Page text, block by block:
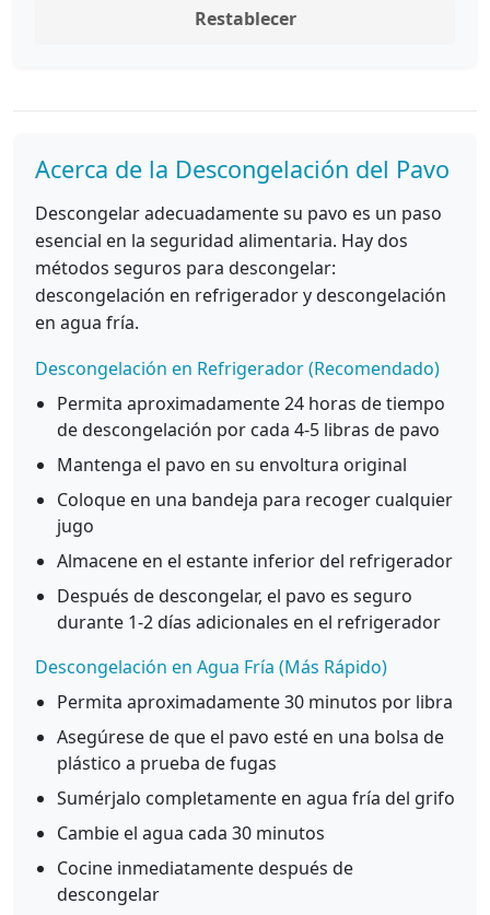
Restablecer
Acerca de la Descongelación del Pavo
Descongelar adecuadamente su pavo es un paso
esencial en la seguridad alimentaria. Hay dos
métodos seguros para descongelar:
descongelación en refrigerador y descongelación
en agua fría.
Descongelación en Refrigerador (Recomendado)
Permita aproximadamente 24 horas de tiempo
de descongelación por cada 4-5 libras de pavo
Mantenga el pavo en su envoltura original
Coloque en una bandeja para recoger cualquier
jugo
Almacene en el estante inferior del refrigerador
Después de descongelar, el pavo es seguro
durante 1-2 días adicionales en el refrigerador
Descongelación en Agua Fría (Más Rápido)
Permita aproximadamente 30 minutos por libra
Asegúrese de que el pavo esté en una bolsa de
plástico a prueba de fugas
Sumérjalo completamente en agua fría del grifo
Cambie el agua cada 30 minutos
Cocine inmediatamente después de
descongelar